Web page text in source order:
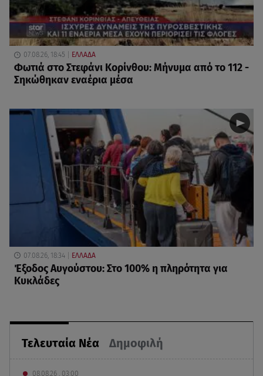
Τελευταία Νέα Δημοφιλή
08.08.26 , 03:00
07.08.26, 18:45 ΕΛΛΑΔΑ
Φωτιά στο Στεφάνι Κορίνθου: Μήνυμα από το 112 -
Σηκώθηκαν εναέρια μέσα
07.08.26, 18:34 ΕΛΛΑΔΑ
Έξοδος Αυγούστου: Στο 100% η πληρότητα για
Κυκλάδες